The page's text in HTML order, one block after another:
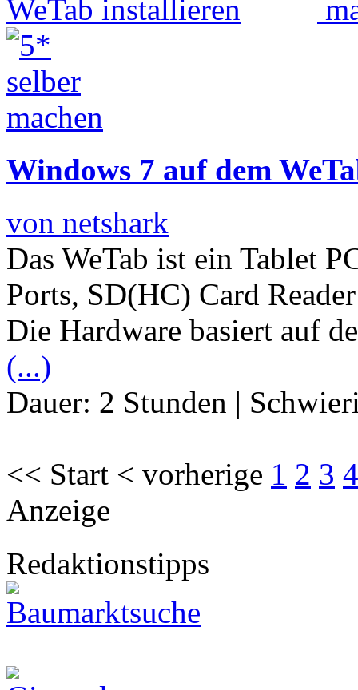
Windows 7 auf dem
von netshark
Das WeTab ist ein Tablet
Ports, SD(HC) Card
Die Hardware basiert auf
(...)
Dauer: 2 Stunden |
<< Start < vorherige 1 2 3 4
Anzeige
Redaktionstipps